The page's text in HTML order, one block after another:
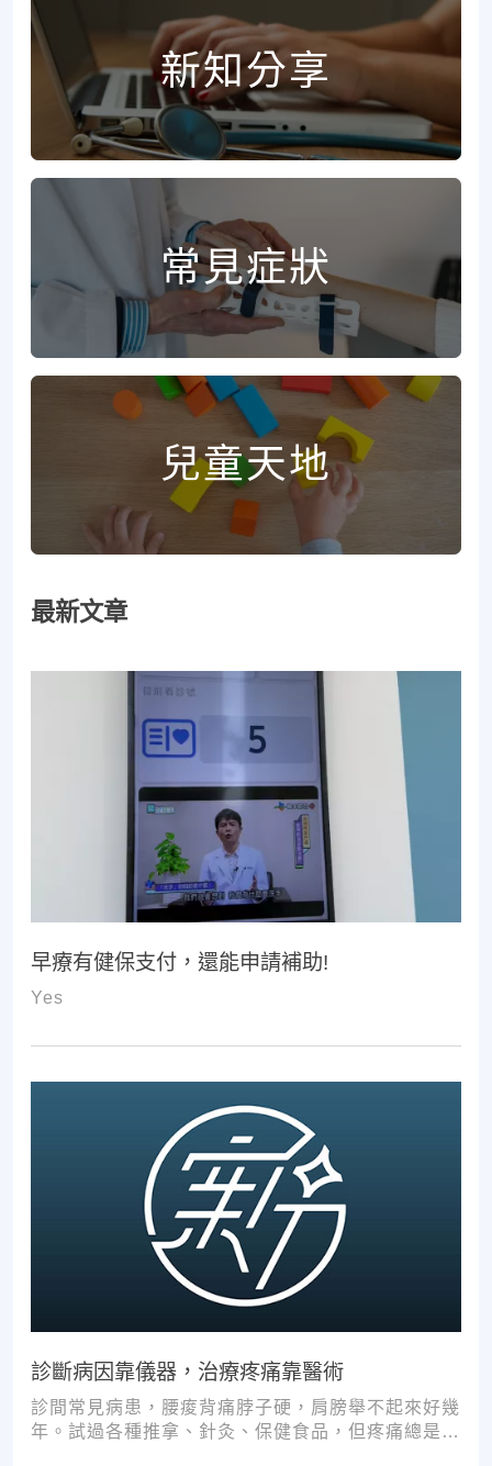
新知分享
常見症狀
兒童天地
最新文章
早療有健保支付，還能申請補助!
Yes
診斷病因靠儀器，治療疼痛靠醫術
診間常見病患，腰痠背痛脖子硬，肩膀舉不起來好幾
年。試過各種推拿、針灸、保健食品，但疼痛總是時